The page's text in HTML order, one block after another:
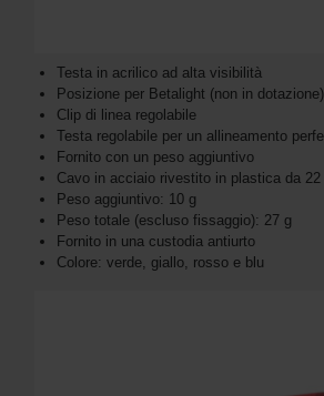
Testa in acrilico ad alta visibilità
Posizione per Betalight (non in dotazione)
Clip di linea regolabile
Testa regolabile per un allineamento
Fornito con un peso aggiuntivo
Cavo in acciaio rivestito in plastica da 22
Peso aggiuntivo: 10 g
Peso totale (escluso fissaggio): 27 g
Fornito in una custodia antiurto
Colore: verde, giallo, rosso e blu